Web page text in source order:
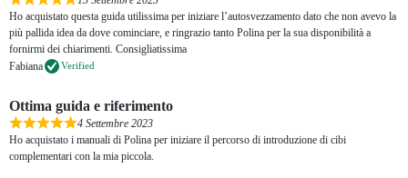
Ho acquistato questa guida utilissima per iniziare l’autosvezzamento dato che non avevo la
più pallida idea da dove cominciare, e ringrazio tanto Polina per la sua disponibilità a
fornirmi dei chiarimenti. Consigliatissima
Fabiana
Verified
Ottima guida e riferimento
4 Settembre 2023
Ho acquistato i manuali di Polina per iniziare il percorso di introduzione di cibi
complementari con la mia piccola.